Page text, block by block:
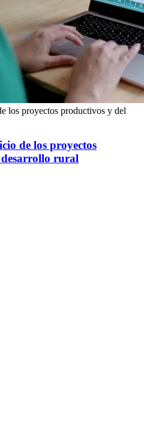
los proyectos productivos y del
de los proyectos
rural